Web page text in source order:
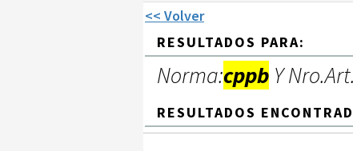
<< Volver
RESULTADOS PARA:
Norma:cppb Y
RESULTADOS